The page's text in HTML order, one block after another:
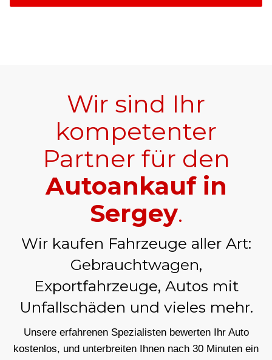
Wir sind Ihr
kompetenter
Partner für den
Autoankauf in
Sergey.
Wir kaufen Fahrzeuge aller Art:
Gebrauchtwagen,
Exportfahrzeuge, Autos mit
Unfallschäden und vieles mehr.
Unsere erfahrenen Spezialisten bewerten Ihr Auto
kostenlos, und unterbreiten Ihnen nach 30 Minuten ein